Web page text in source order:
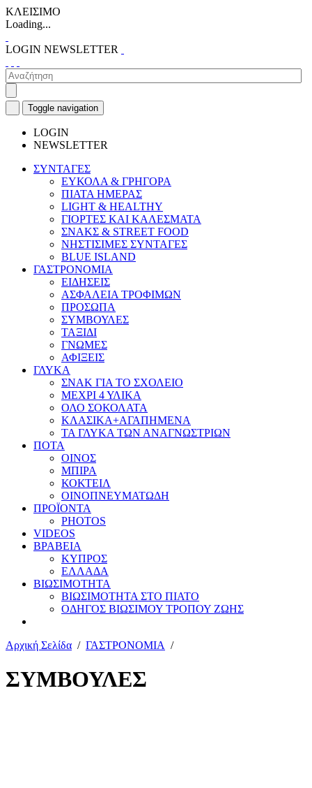
ΚΛΕΙΣΙΜΟ
Loading...
LOGIN NEWSLETTER
Toggle navigation
LOGIN
NEWSLETTER
ΣΥΝΤΑΓΕΣ
ΕΥΚΟΛΑ & ΓΡΗΓΟΡΑ
ΠΙΑΤΑ ΗΜΕΡΑΣ
LIGHT & HEALTHY
ΓΙΟΡΤΕΣ ΚΑΙ ΚΑΛΕΣΜΑΤΑ
ΣΝΑΚΣ & STREET FOOD
ΝΗΣΤΙΣΙΜΕΣ ΣΥΝΤΑΓΕΣ
BLUE ISLAND
ΓΑΣΤΡΟΝΟΜΙΑ
ΕΙΔΗΣΕΙΣ
ΑΣΦΑΛΕΙΑ ΤΡΟΦΙΜΩΝ
ΠΡΟΣΩΠΑ
ΣΥΜΒΟΥΛΕΣ
ΤΑΞΙΔΙ
ΓΝΩΜΕΣ
ΑΦΙΞΕΙΣ
ΓΛΥΚΑ
ΣΝΑΚ ΓΙΑ ΤΟ ΣΧΟΛΕΙΟ
ΜΕΧΡΙ 4 ΥΛΙΚΑ
ΟΛΟ ΣΟΚΟΛΑΤΑ
ΚΛΑΣΙΚΑ+ΑΓΑΠΗΜΕΝΑ
ΤΑ ΓΛΥΚΑ ΤΩΝ ΑΝΑΓΝΩΣΤΡΙΩΝ
ΠΟΤΑ
ΟΙΝΟΣ
ΜΠΙΡΑ
ΚΟΚΤΕΙΛ
ΟΙΝΟΠΝΕΥΜΑΤΩΔΗ
ΠΡΟΪΟΝΤΑ
PHOTOS
VIDEOS
ΒΡΑΒΕΙΑ
ΚΥΠΡΟΣ
ΕΛΛΑΔΑ
ΒΙΩΣΙΜΟΤΗΤΑ
ΒΙΩΣΙΜΟΤΗΤΑ ΣΤΟ ΠΙΑΤΟ
ΟΔΗΓΟΣ ΒΙΩΣΙΜΟΥ ΤΡΟΠΟΥ ΖΩΗΣ
Αρχική Σελίδα / ΓΑΣΤΡΟΝΟΜΙΑ /
ΣΥΜΒΟΥΛΕΣ